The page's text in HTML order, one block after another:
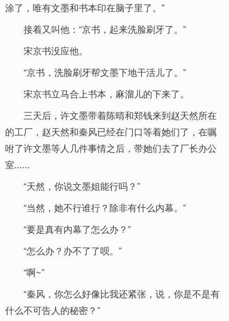
涂了，唯有文墨和书本印在脑子里了。”
接着又叫他：“京书，起来洗脸刷牙了。”
宋京书没应他。
“京书，洗脸刷牙帮文墨下地干活儿了。”
宋京书立马合上书本，麻溜儿的下来了。
三天后，许文墨带着陈晴和郑钱来到赵天然所在
的工厂，赵天然和秦风已经在门口等着她们了，在嘱
咐了许文墨等人几件事情之后，带她们去了厂长办公
室......
“天然，你说文墨姐能行吗？”
“当然，她不行谁行？除非有什么内幕。”
“要是真有内幕了怎么办？”
“怎么办？办不了了呗。”
“啊~”
“秦风，你怎么好像比我还紧张，说，你是不是有
什么不可告人的秘密？”